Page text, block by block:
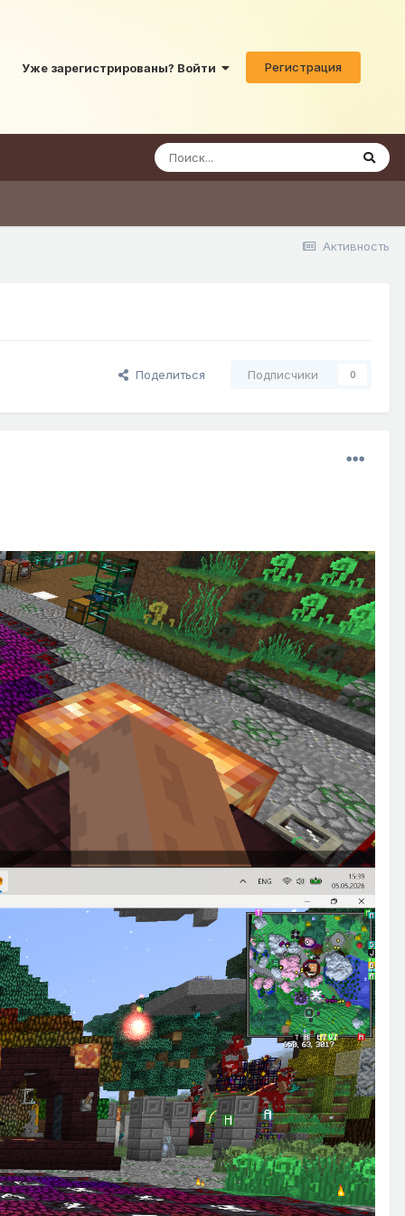
Уже зарегистрированы? Войти Регистрация
Активность
Поделиться Подписчики 0